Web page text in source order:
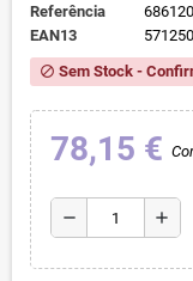
Referência
EAN13
block Sem Stock -
78,15 €
remove add